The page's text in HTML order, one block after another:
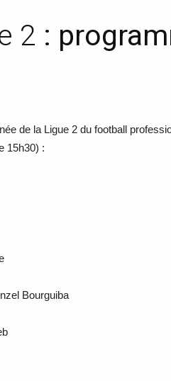
2 :
de la Ligue 2 du football
15h30) :
Bourguiba